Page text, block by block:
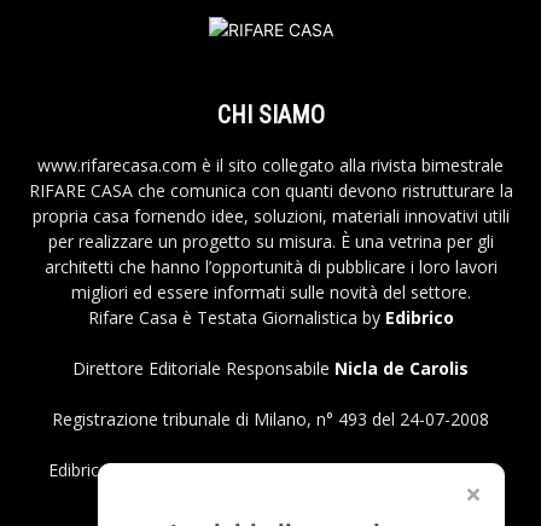
CHI SIAMO
www.rifarecasa.com è il sito collegato alla rivista bimestrale
RIFARE CASA che comunica con quanti devono ristrutturare la
propria casa fornendo idee, soluzioni, materiali innovativi utili
per realizzare un progetto su misura. È una vetrina per gli
architetti che hanno l’opportunità di pubblicare i loro lavori
migliori ed essere informati sulle novità del settore.
Rifare Casa è Testata Giornalistica by Edibrico
Direttore Editoriale Responsabile Nicla de Carolis
Registrazione tribunale di Milano, n° 493 del 24-07-2008
Edibrico srl - Viale Emilio Caldara, 44 - 20122 Milano P.iva
Privacy Policy